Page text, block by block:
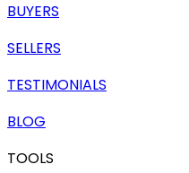
BUYERS
SELLERS
TESTIMONIALS
BLOG
TOOLS